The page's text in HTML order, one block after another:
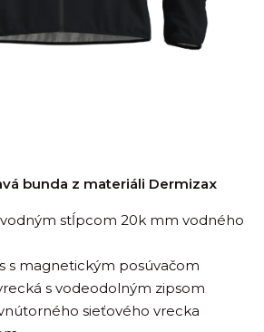
bunda z materiáli Dermizax
stĺpcom 20k mm vodného
s magnetickým posúvačom
s vodeodolným zipsom
sieťového vrecka